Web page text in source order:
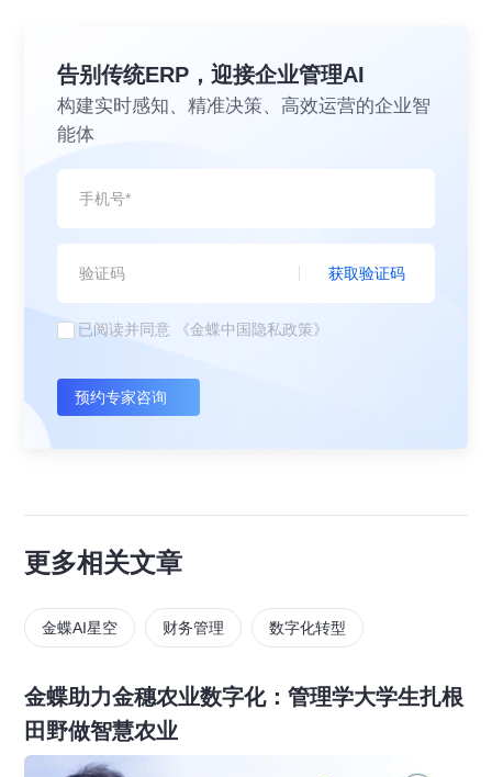
告别传统ERP，迎接企业管理AI
构建实时感知、精准决策、高效运营的企业智
能体
获取验证码
已阅读并同意 《金蝶中国隐私政策》
预约专家咨询
更多相关文章
金蝶AI星空 财务管理 数字化转型
金蝶助力金穗农业数字化：管理学大学生扎根
田野做智慧农业